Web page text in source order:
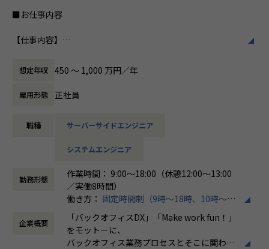
ら、将来的には組織マネージャーとしてのキャリア形成も可
※ご本人のご希望やご志向に合わせて、キャリアを作ってい
【キャリアパス※一例です※】
事業拡大フェーズだからこそ、決められたキャリアに沿うだ
・ServiceNow PMとしてプロジェクトマネジメントの専門性
・ServiceNowアーキテクトとして技術領域を牽引するキャ
・新規プロジェクト立ち上げや標準化推進など、事業成長に
直結する役割を担うキャリア
・メンバー育成や組織づくりを推進するマネジメントキャリ
・将来的に組織マネージャーとして事業・組織運営を担うキ
働き方/リモートワーク
均週2～3日の在宅勤務が可能です。転勤はな
きます。残業は月平均10時間程度と少なく、
■お仕事内容
【仕事内容】
イルアプリの上流から開発工程までをご担当いただきます。
要件定義・開発・運用まで一貫して携わることができ、多く
のアプリケーション開発を経験することが可能です。
■大手ネットバンキング向けシステム画面設計
言語：Objectve-C、Swift OS：IOS/Android
■公庁向け大規模Web・モバイルアプリ開発プロジェクト
担当領域：要件定義／基本設計／詳細設計／実装／テスト／
リリース／運用保守
言語：React（TypeScript）Spring Boot（Java）OS：Linu
React Native（TypeScript）OS：Android
想定年収 450 〜 1,000 万円／年
雇用形態 正社員
職種 サーバーサイドエンジニア
システムエンジニア
勤務形態
作業時間： 9:00～18:00（休憩12:00～13:00
／実働8時間）
働き方： 固定時間制（9時～18時、10時～19
時など）
時間外労働の有無： 有（月平均10時間）
休憩時間： 60分
企業概要
「バックオフィスDX」「Make work fun！」
をモットーに、
バックオフィス業務プロセスとそこに関わる